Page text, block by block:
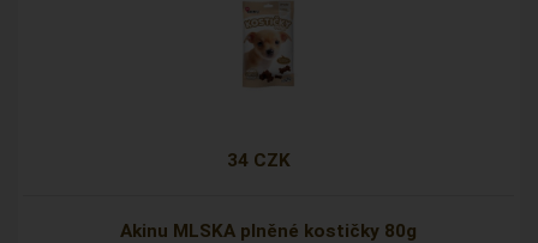
34 CZK
Akinu MLSKA plněné kostičky 80g